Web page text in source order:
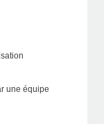
une équipe